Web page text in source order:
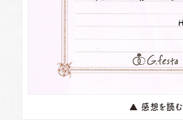
▲ 感想を読む